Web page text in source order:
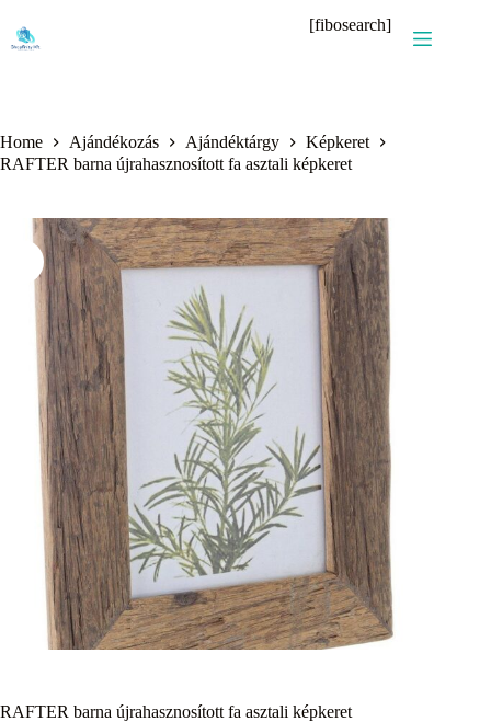
content
[fibosearch]
Home Ajándékozás Ajándéktárgy
Képkeret
RAFTER barna újrahasznosított fa asztali képkeret
RAFTER barna újrahasznosított fa asztali képkeret